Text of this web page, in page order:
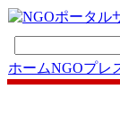
ホームNGOプレ